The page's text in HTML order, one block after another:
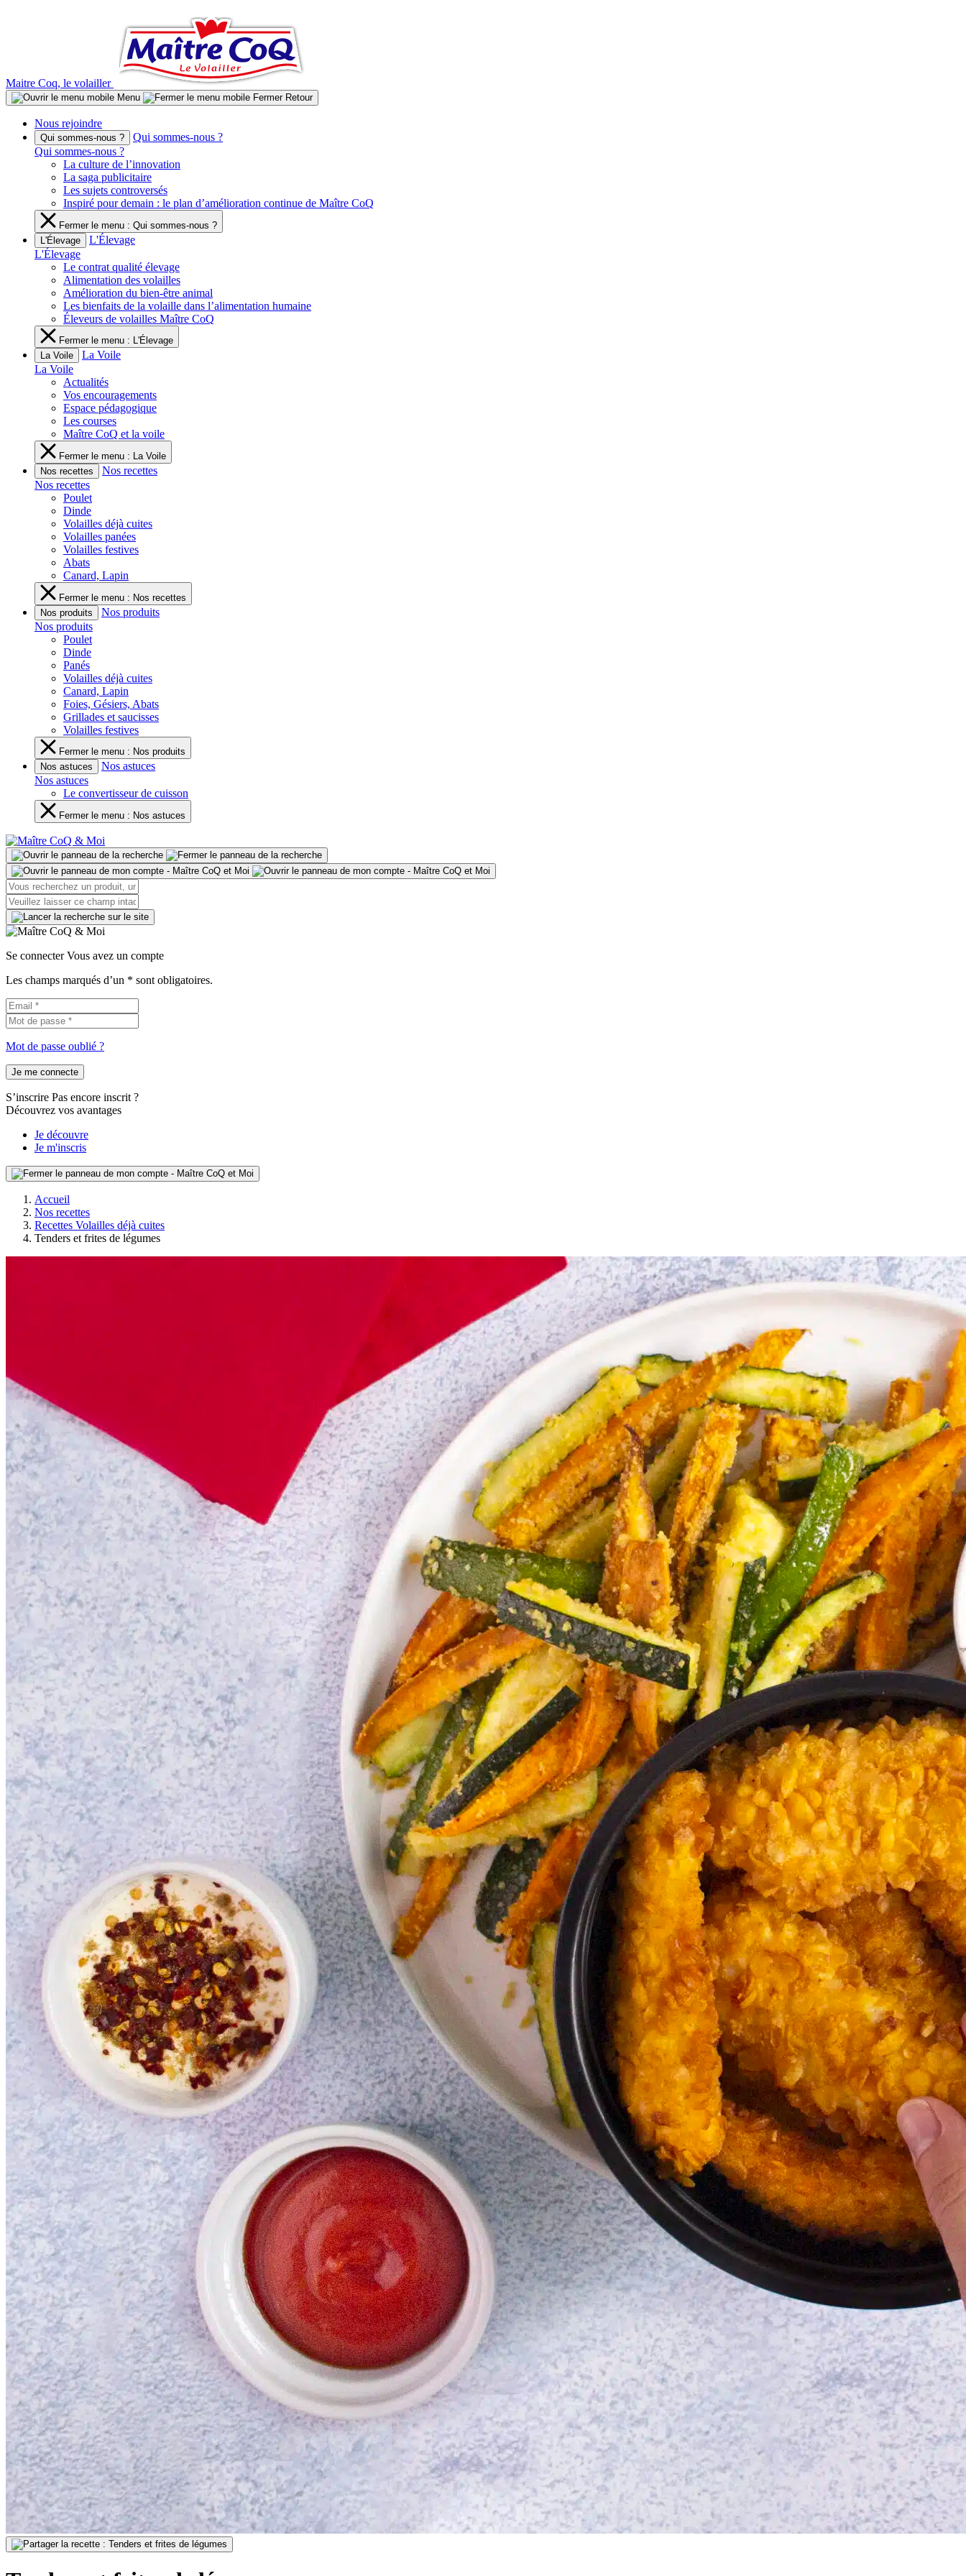
Maitre Coq, le volailler
Menu Fermer Retour
Nous rejoindre
Qui sommes-nous ?
Qui sommes-nous ?
Qui sommes-nous ?
La culture de l’innovation
La saga publicitaire
Les sujets controversés
Inspiré pour demain : le plan d’amélioration continue de Maître CoQ
Fermer le menu : Qui sommes-nous ?
L'Élevage
L'Élevage
L'Élevage
Le contrat qualité élevage
Alimentation des volailles
Amélioration du bien-être animal
Les bienfaits de la volaille dans l’alimentation humaine
Éleveurs de volailles Maître CoQ
Fermer le menu : L'Élevage
La Voile
La Voile
La Voile
Actualités
Vos encouragements
Espace pédagogique
Les courses
Maître CoQ et la voile
Fermer le menu : La Voile
Nos recettes
Nos recettes
Nos recettes
Poulet
Dinde
Volailles déjà cuites
Volailles panées
Volailles festives
Abats
Canard, Lapin
Fermer le menu : Nos recettes
Nos produits
Nos produits
Nos produits
Poulet
Dinde
Panés
Volailles déjà cuites
Canard, Lapin
Foies, Gésiers, Abats
Grillades et saucisses
Volailles festives
Fermer le menu : Nos produits
Nos astuces
Nos astuces
Nos astuces
Le convertisseur de cuisson
Fermer le menu : Nos astuces
Se connecter Vous avez un compte
Les champs marqués d’un * sont obligatoires.
Mot de passe oublié ?
Je me connecte
S’inscrire Pas encore inscrit ?
Découvrez vos avantages
Je découvre
Je m'inscris
Accueil
Nos recettes
Recettes Volailles déjà cuites
Tenders et frites de légumes